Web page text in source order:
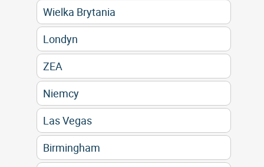
Wielka Brytania
Londyn
ZEA
Niemcy
Las Vegas
Birmingham